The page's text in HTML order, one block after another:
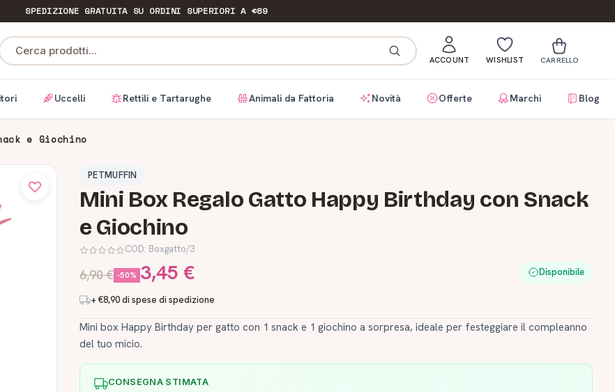
SPEDIZIONE GRATUITASU ORDINI SUPERIORI A €89
Cerca prodotti...
ACCOUNT WISHLIST CARRELLO
Uccelli Rettili e Tartarughe Animali da Fattoria Novità Offerte Marchi Blog
e Giochino
PETMUFFIN
Mini Box Regalo Gatto Happy Birthday con Snack
e Giochino
COD: Boxgatto/3
6,90 € -50% 3,45 € Disponibile
+ €8,90 di spese di spedizione
Mini box Happy Birthday per gatto con 1 snack e 1 giochino a sorpresa, ideale per festeggiare il compleanno
del tuo micio.
CONSEGNA STIMATA